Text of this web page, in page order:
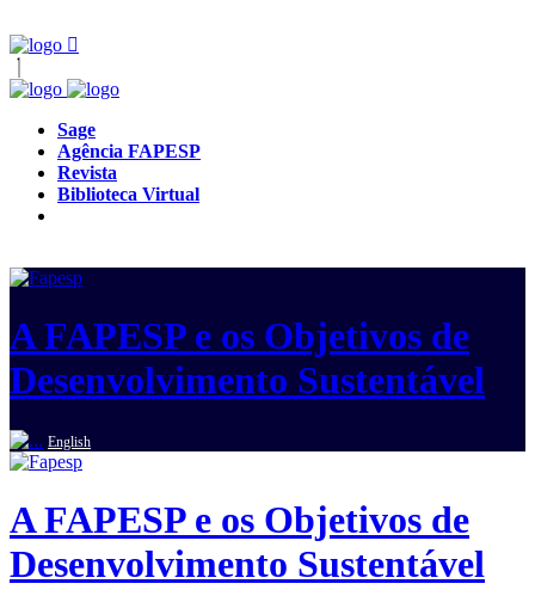
Sage
Agência FAPESP
Revista
Biblioteca Virtual
A FAPESP e os Objetivos de
Desenvolvimento Sustentável
English
A FAPESP e os Objetivos de
Desenvolvimento Sustentável